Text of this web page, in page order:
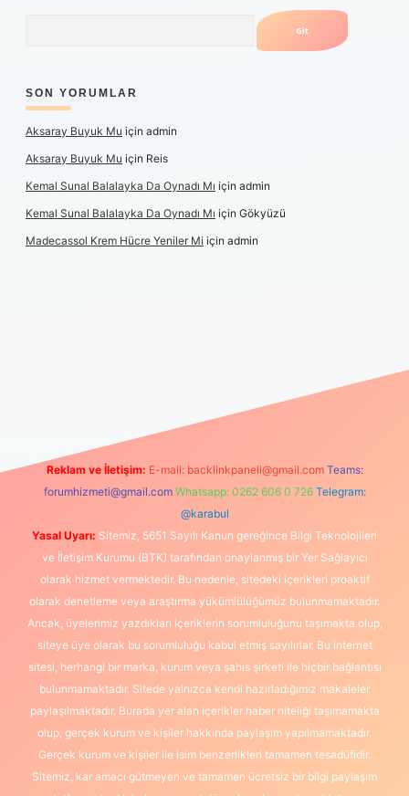
SON YORUMLAR
Aksaray Buyuk Mu için admin
Aksaray Buyuk Mu için Reis
Kemal Sunal Balalayka Da Oynadı Mı için admin
Kemal Sunal Balalayka Da Oynadı Mı için Gökyüzü
Madecassol Krem Hücre Yeniler Mi için admin
Reklam ve İletişim: E-mail: backlinkpaneli@gmail.com Teams:
forumhizmeti@gmail.com Whatsapp: 0262 606 0 726 Telegram:
@karabul
Yasal Uyarı: Sitemiz, 5651 Sayılı Kanun gereğince Bilgi Teknolojileri
ve İletişim Kurumu (BTK) tarafından onaylanmış bir Yer Sağlayıcı
olarak hizmet vermektedir. Bu nedenle, sitedeki içerikleri proaktif
olarak denetleme veya araştırma yükümlülüğümüz bulunmamaktadır.
Ancak, üyelerimiz yazdıkları içeriklerin sorumluluğunu taşımakta olup,
siteye üye olarak bu sorumluluğu kabul etmiş sayılırlar. Bu internet
sitesi, herhangi bir marka, kurum veya şahıs şirketi ile hiçbir bağlantısı
bulunmamaktadır. Sitede yalnızca kendi hazırladığımız makaleler
paylaşılmaktadır. Burada yer alan içerikler haber niteliği taşımamakta
olup, gerçek kurum ve kişiler hakkında paylaşım yapılmamaktadır.
Gerçek kurum ve kişiler ile isim benzerlikleri tamamen tesadüfidir.
Sitemiz, kar amacı gütmeyen ve tamamen ücretsiz bir bilgi paylaşım